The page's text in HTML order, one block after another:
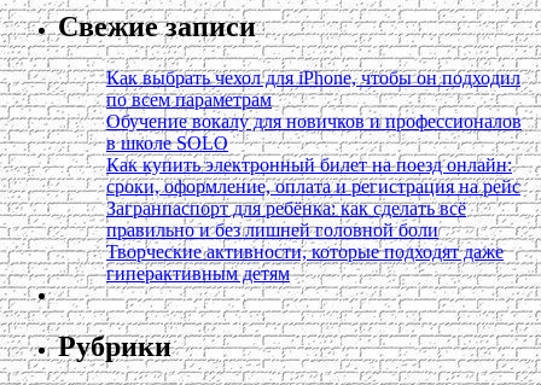
Свежие записи
Как выбрать чехол для iPhone, чтобы он подходил
по всем параметрам
Обучение вокалу для новичков и профессионалов
в школе SOLO
Как купить электронный билет на поезд онлайн:
сроки, оформление, оплата и регистрация на рейс
Загранпаспорт для ребёнка: как сделать всё
правильно и без лишней головной боли
Творческие активности, которые подходят даже
гиперактивным детям
Рубрики